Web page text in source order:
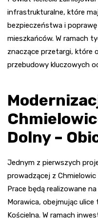
infrastrukturalne, które
bezpieczeństwa i
mieszkańców. W ramach
znaczące przetargi, które
przebudowy kluczowych
Dolny –
Jednym z pierwszych
prowadzącej z
Prace będą realizowane
Morawica, obejmując ulice
Kościelna. W ramach